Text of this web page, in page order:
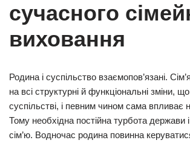
сучасного
виховання
Родина і суспільство взаємопов’язані.
на всі структурні й функціональні зміни,
суспільстві, і певним чином сама впливає
Тому необхідна постійна турбота держави
сім’ю. Водночас родина повинна